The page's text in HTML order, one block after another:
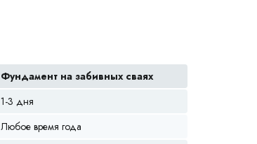
Фундамент на забивных сваях
1-3 дня
Любое время года